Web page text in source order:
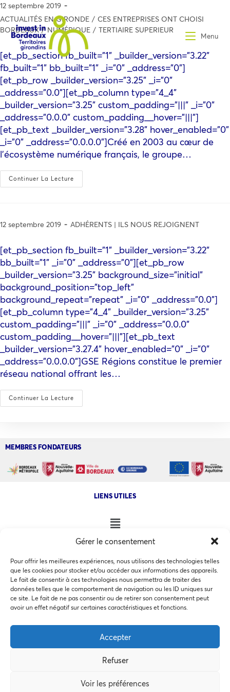
Gérer le consentement
Pour offrir les meilleures expériences, nous utilisons des technologies telles
que les cookies pour stocker et/ou accéder aux informations des appareils.
Le fait de consentir à ces technologies nous permettra de traiter des
données telles que le comportement de navigation ou les ID uniques sur
ce site. Le fait de ne pas consentir ou de retirer son consentement peut
avoir un effet négatif sur certaines caractéristiques et fonctions.
Accepter
Refuser
Voir les préférences
Ce site utilise des cookies pour les statistiques et pour
politique de confidentialité
Accepter
Refuser
Préférences des cookies
Menu
12 septembre 2019
ACTUALITÉS EN GIRONDE / CES ENTREPRISES ONT CHOISI
BORDEAUX / NUMÉRIQUE / TERTIAIRE SUPERIEUR
[et_pb_section fb_built="1" _builder_version="3.22"
fb_built="1" bb_built="1" _i="0" _address="0"]
[et_pb_row _builder_version="3.25" _i="0"
_address="0.0"][et_pb_column type="4_4"
_builder_version="3.25" custom_padding="|||" _i="0"
_address="0.0.0" custom_padding__hover="|||"]
[et_pb_text _builder_version="3.28" hover_enabled="0"
_i="0" _address="0.0.0.0"]Créé en 2003 au cœur de
l’écosystème numérique français, le groupe…
Continuer La Lecture
12 septembre 2019 ADHÉRENTS | ILS NOUS REJOIGNENT
[et_pb_section fb_built="1" _builder_version="3.22"
bb_built="1" _i="0" _address="0"][et_pb_row
_builder_version="3.25" background_size="initial"
background_position="top_left"
background_repeat="repeat" _i="0" _address="0.0"]
[et_pb_column type="4_4" _builder_version="3.25"
custom_padding="|||" _i="0" _address="0.0.0"
custom_padding__hover="|||"][et_pb_text
_builder_version="3.27.4" hover_enabled="0" _i="0"
_address="0.0.0.0"]GSE Régions constitue le premier
réseau national offrant les…
Continuer La Lecture
MEMBRES FONDATEURS
LIENS UTILES
NOS AUTRES SITES
COPYRIGHT @ 2026 - INVEST IN BORDEAUX - 32 Allées d'Orléans